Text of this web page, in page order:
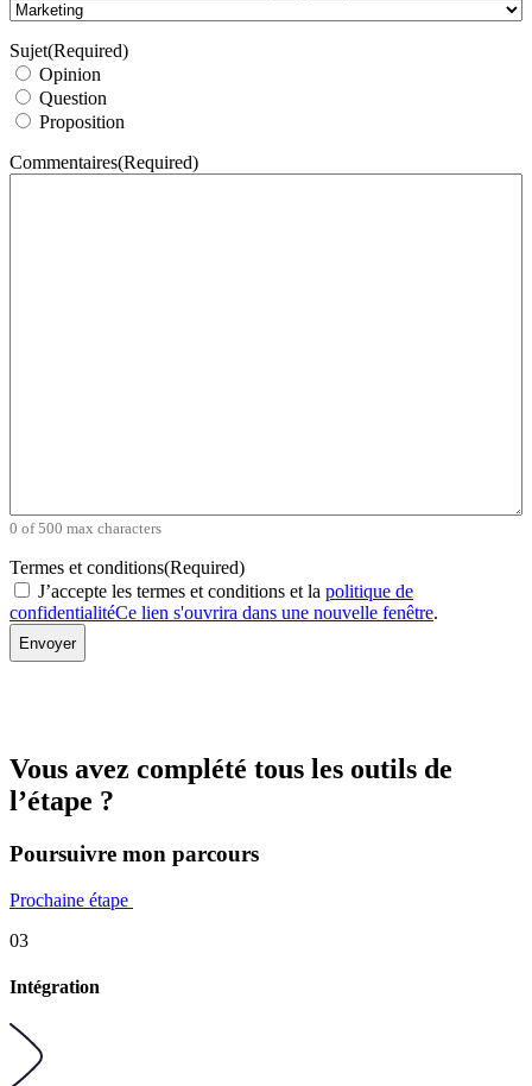
Sujet(Required)
Opinion
Question
Proposition
Commentaires(Required)
0 of 500 max characters
Termes et conditions(Required)
J’accepte les termes et conditions et la politique de
confidentialitéCe lien s'ouvrira dans une nouvelle fenêtre.
Vous avez complété tous les outils de
l’étape ?
Poursuivre mon parcours
Prochaine étape
03
Intégration